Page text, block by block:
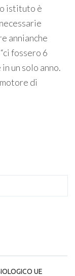
istituto è
annianche
fossero 6
un solo anno.
di
UE